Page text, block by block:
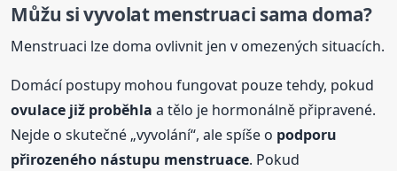
Můžu si vyvolat menstruaci sama doma?
Menstruaci lze doma ovlivnit jen v omezených situacích.
Domácí postupy mohou fungovat pouze tehdy, pokud
ovulace již proběhla a tělo je hormonálně připravené.
Nejde o skutečné „vyvolání“, ale spíše o podporu
přirozeného nástupu menstruace. Pokud